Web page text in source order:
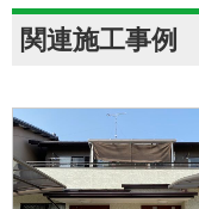
関連施工事例